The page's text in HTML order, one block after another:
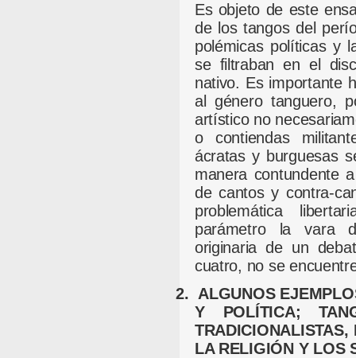
Es objeto de este
de los tangos del
polémicas políticas y
se filtraban en el
nativo. Es importante
al género tanguero,
artístico no
o contiendas
ácratas y burguesas
manera contundente
de cantos y contra-
problemática
parámetro la vara
originaria de un
cuatro, no se
2. ALGUNOS
Y POLÍTICA;
TRADICIONALISTAS,
LA RELIGIÓN Y LOS